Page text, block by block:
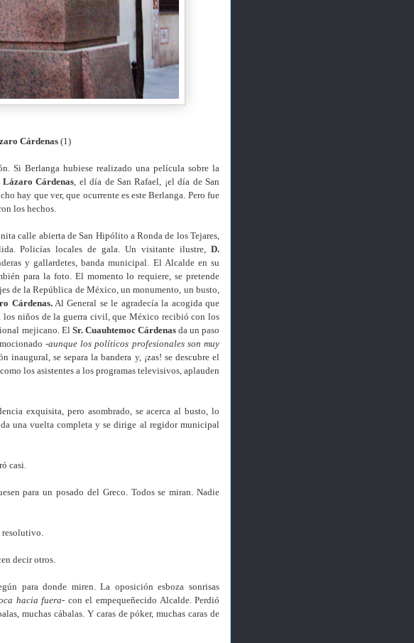
Cárdenas(1)
Si Berlanga hubiese realizado una película sobre la
Lázaro Cárdenas, el día de San Rafael, ¡el día de San
hay que ver, que ocurrente es este Berlanga. Pero fue
los hechos.
calle abierta de San Hipólito a Ronda de los Tejares,
Policías locales de gala. Un visitante ilustre, D.
y gallardetes, banda municipal. El Alcalde en su
para la foto. El momento lo requiere, se pretende
de la República de México, un monumento, un busto,
Cárdenas. Al General se le agradecía la acogida que
niños de la guerra civil, que México recibió con los
mejicano. El Sr. Cuauhtemoc Cárdenas da un paso
-aunque los políticos profesionales son muy
inaugural, se separa la bandera y, ¡zas! se descubre el
los asistentes a los programas televisivos, aplauden
exquisita, pero asombrado, se acerca al busto, lo
una vuelta completa y se dirige al regidor municipal
casi.
para un posado del Greco. Todos se miran. Nadie
resolutivo.
decir otros.
para donde miren. La oposición esboza sonrisas
hacia fuera- con el empequeñecido Alcalde. Perdió
muchas cábalas. Y caras de póker, muchas caras de